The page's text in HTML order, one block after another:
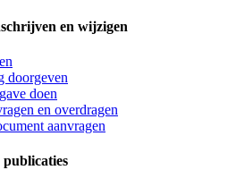
en wijzigen
doorgeven
doen
en overdragen
aanvragen
publicaties